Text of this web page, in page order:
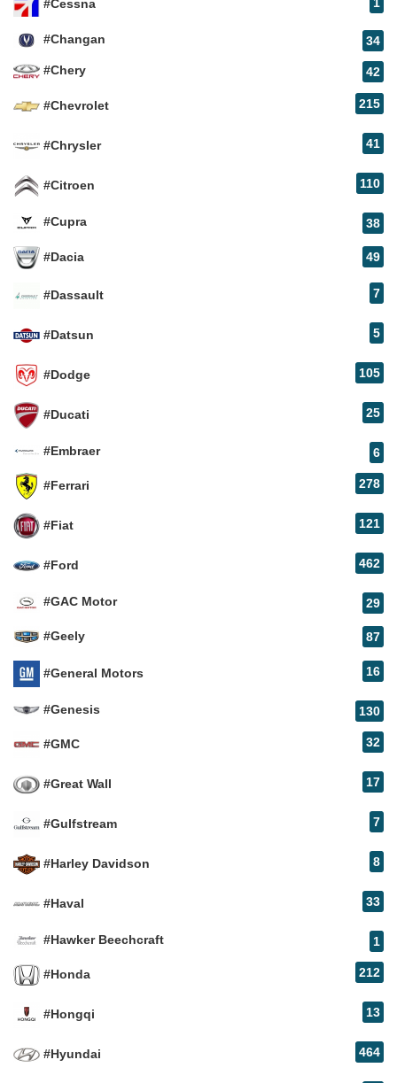
#Cessna
#Changan 34
#Chery 42
#Chevrolet 215
#Chrysler 41
#Citroen 110
#Cupra 38
#Dacia 49
#Dassault 7
#Datsun 5
#Dodge 105
#Ducati 25
#Embraer 6
#Ferrari 278
#Fiat 121
#Ford 462
#GAC Motor 29
#Geely 87
#General Motors 16
#Genesis 130
#GMC 32
#Great Wall 17
#Gulfstream 7
#Harley Davidson 8
#Haval 33
#Hawker Beechcraft 1
#Honda 212
#Hongqi 13
#Hyundai 464